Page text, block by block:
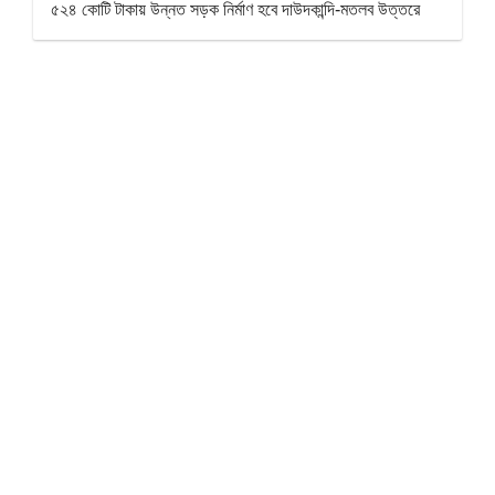
৫২৪ কোটি টাকায় উন্নত সড়ক নির্মাণ হবে দাউদকান্দি-মতলব উত্তরে